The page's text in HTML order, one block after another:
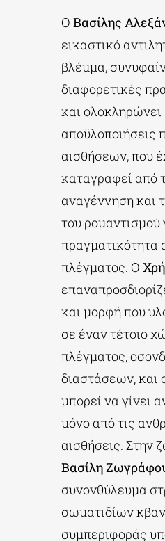
ΟΒασίλης
εικαστικό
βλέμμα,
διαφορετικές
και ολοκληρώνει
αποϋλοποιήσεις
αισθήσεων, που
καταγραφεί από
αναγέννηση και
του ρομαντισμού
πραγματικότητα
πλέγματος. Ο
και μορφή που
σε έναν τέτοιο
πλέγματος,
διαστάσεων, και
μπορεί να γίνει
μόνο από τις
αισθήσεις. Στην
Βασίλη
συνονθύλευμα
σωματιδίων
συμπεριφοράς